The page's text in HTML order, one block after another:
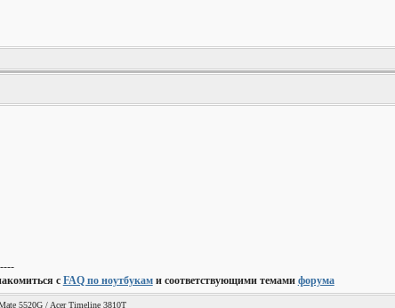
с FAQ по ноутбуками соответствующими темами форума
5520G / Acer Timeline 3810T